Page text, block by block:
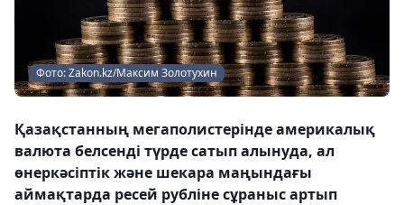
Фото: Zakon.kz/Максим Золотухин
Қазақстанның мегаполистерінде америкалық
валюта белсенді түрде сатып алынуда, ал
өнеркәсіптік және шекара маңындағы
аймақтарда ресей рубліне сұраныс артып